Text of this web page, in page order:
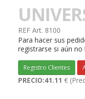
REFArt. 8100
Para hacer sus
registrarse si aún no
Registro Clientes
PRECIO:41.11 €